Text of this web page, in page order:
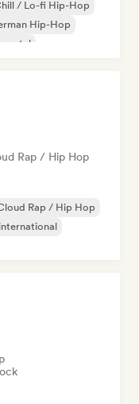
/ Lo-fi Hip-Hop
Hip-Hop
Rap / Hip Hop
Rap / Hip Hop